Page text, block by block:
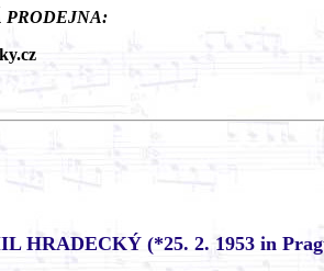
PRODEJNA:
HRADECKÝ (*25. 2. 1953 in